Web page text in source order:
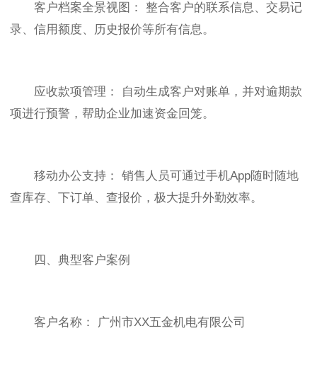
客户档案全景视图： 整合客户的联系信息、交易记
录、信用额度、历史报价等所有信息。
应收款项管理： 自动生成客户对账单，并对逾期款
项进行预警，帮助企业加速资金回笼。
移动办公支持： 销售人员可通过手机App随时随地
查库存、下订单、查报价，极大提升外勤效率。
四、典型客户案例
客户名称： 广州市XX五金机电有限公司